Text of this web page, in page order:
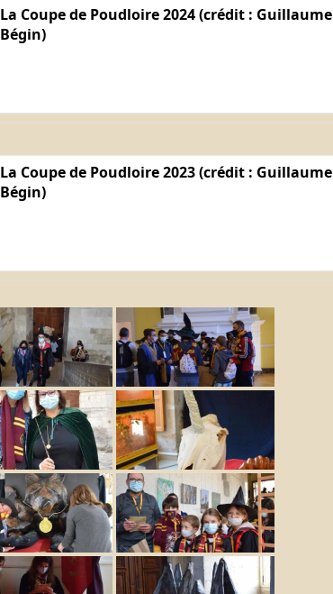
La Coupe de Poudloire 2024 (crédit : Guillaume
Bégin)
La Coupe de Poudloire 2023 (crédit : Guillaume
Bégin)